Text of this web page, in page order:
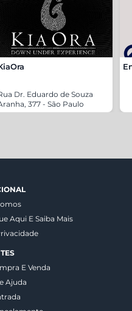
Dr. Eduardo de Souza
377 - São Paulo
Aqui E Saiba Mais
E Venda
Ajuda